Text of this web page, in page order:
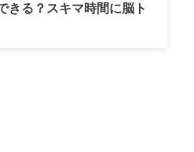
でいてね。修繕費が100万
きる？スキマ時間に脳ト